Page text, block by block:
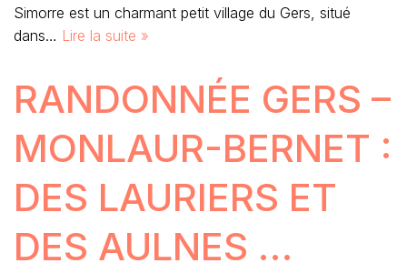
Simorre est un charmant petit village du Gers, situé
dans… Lire la suite »
RANDONNÉE GERS –
MONLAUR-BERNET :
DES LAURIERS ET
DES AULNES …